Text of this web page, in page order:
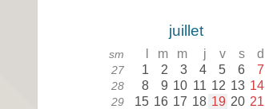
juillet
sm m m j v s d
27 1 2 3 4 5 6 7
28 8 9 10 11 12 13 14
29 15 16 17 18 19 20 21